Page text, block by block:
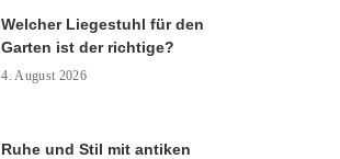
Welcher Liegestuhl für den
Garten ist der richtige?
4. August 2026
Ruhe und Stil mit antiken